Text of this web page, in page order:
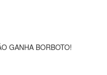
GANHA BORBOTO!